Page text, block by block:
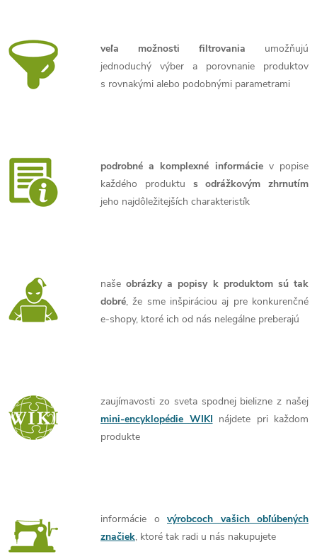
veľa možnosti filtrovania umožňujú
jednoduchý výber a porovnanie produktov
s rovnakými alebo podobnými parametrami
podrobné a komplexné informáciev popise
každého produktu s odrážkovým zhrnutím
jeho najdôležitejších charakteristík
našeobrázky a popisy k produktom sú tak
dobré, že sme inšpiráciou aj pre konkurenčné
e-shopy, ktoré ich od nás nelegálne preberajú
zaujímavosti zo sveta spodnej bielizne z našej
mini-encyklopédie WIKI nájdete pri každom
produkte
informácie o výrobcoch vašich obľúbených
značiek, ktoré tak radi u nás nakupujete